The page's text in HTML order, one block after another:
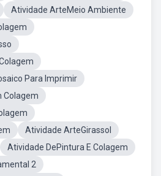
Atividade ArteMeio Ambiente
Para Imprimir
Colagem
Atividade ArteGirassol
Atividade DePintura E Colagem
2